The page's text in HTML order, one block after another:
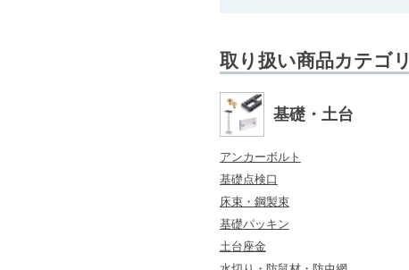
取り扱い商品カテゴリ
基礎・土台
アンカーボルト
基礎点検口
床束・鋼製束
基礎パッキン
土台座金